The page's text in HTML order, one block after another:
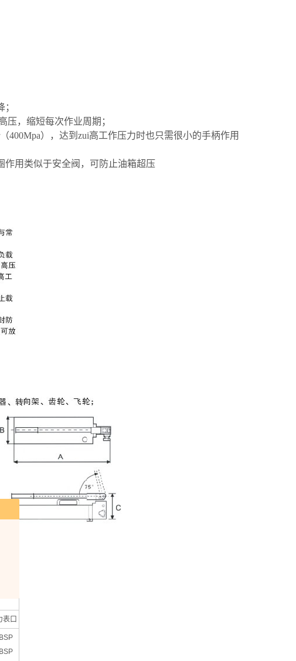
；
压，缩短每次作业周期；
400Mpa），达到zui高工作压力时也只需很小的手柄作用
用类似于安全阀，可防止油箱超压
表口